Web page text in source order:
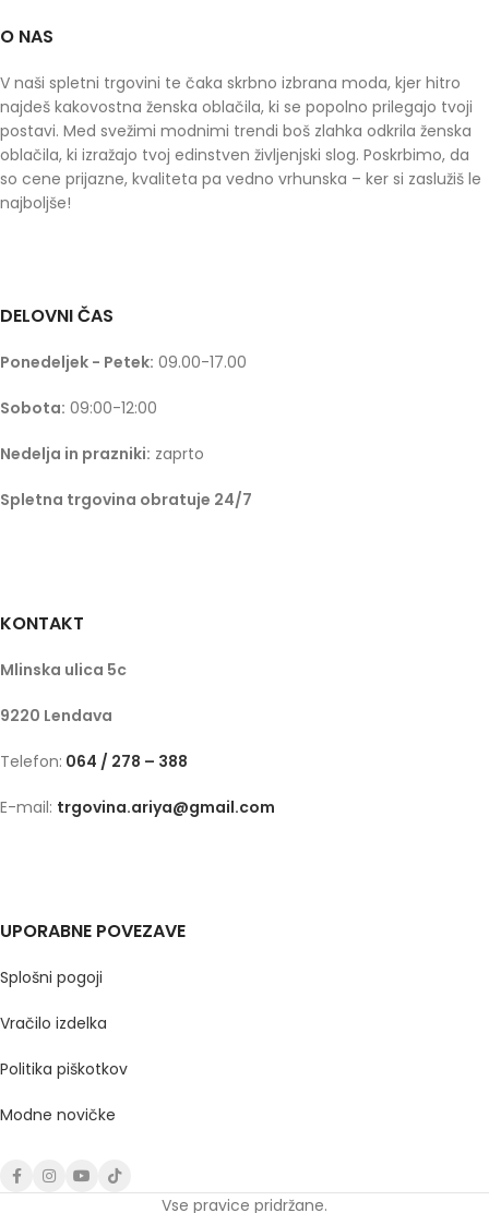
O NAS
V naši spletni trgovini te čaka skrbno izbrana moda, kjer hitro
najdeš kakovostna ženska oblačila, ki se popolno prilegajo tvoji
postavi. Med svežimi modnimi trendi boš zlahka odkrila ženska
oblačila, ki izražajo tvoj edinstven življenjski slog. Poskrbimo, da
so cene prijazne, kvaliteta pa vedno vrhunska – ker si zaslužiš le
najboljše!
DELOVNI ČAS
Ponedeljek - Petek: 09.00-17.00
Sobota: 09:00-12:00
Nedelja in prazniki: zaprto
Spletna trgovina obratuje 24/7
KONTAKT
Mlinska ulica 5c
9220 Lendava
Telefon: 064 / 278 – 388
E-mail: trgovina.ariya@gmail.com
UPORABNE POVEZAVE
Splošni pogoji
Vračilo izdelka
Politika piškotkov
Modne novičke
Vse pravice pridržane.